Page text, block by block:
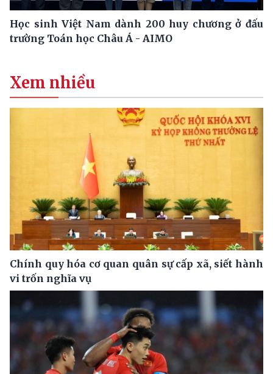
Học sinh Việt Nam dành 200 huy chương ở đấu
trường Toán học Châu Á - AIMO
Xem nhiều
Chính quy hóa cơ quan quân sự cấp xã, siết hành
vi trốn nghĩa vụ